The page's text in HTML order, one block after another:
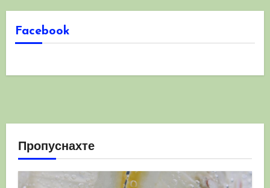
Facebook
Пропуснахте